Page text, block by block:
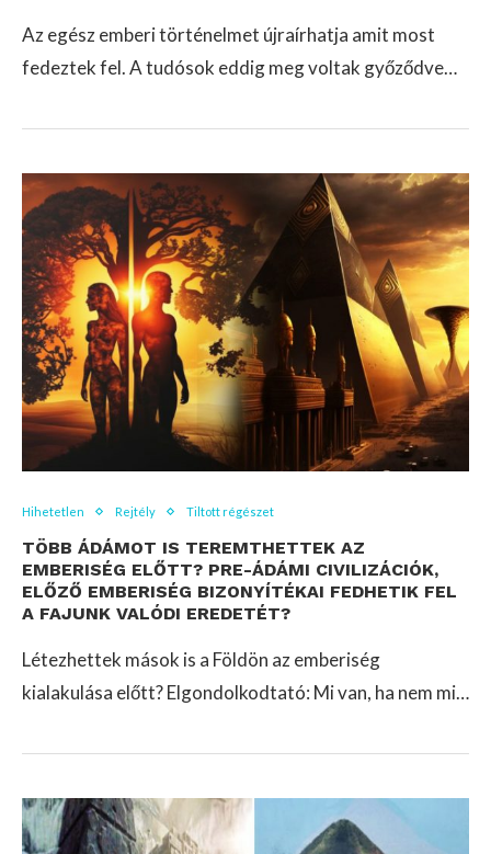
Az egész emberi történelmet újraírhatja amit most
fedeztek fel. A tudósok eddig meg voltak győződve…
Hihetetlen Rejtély Tiltott régészet
TÖBB ÁDÁMOT IS TEREMTHETTEK AZ
EMBERISÉG ELŐTT? PRE-ÁDÁMI CIVILIZÁCIÓK,
ELŐZŐ EMBERISÉG BIZONYÍTÉKAI FEDHETIK FEL
A FAJUNK VALÓDI EREDETÉT?
Létezhettek mások is a Földön az emberiség
kialakulása előtt? Elgondolkodtató: Mi van, ha nem mi…